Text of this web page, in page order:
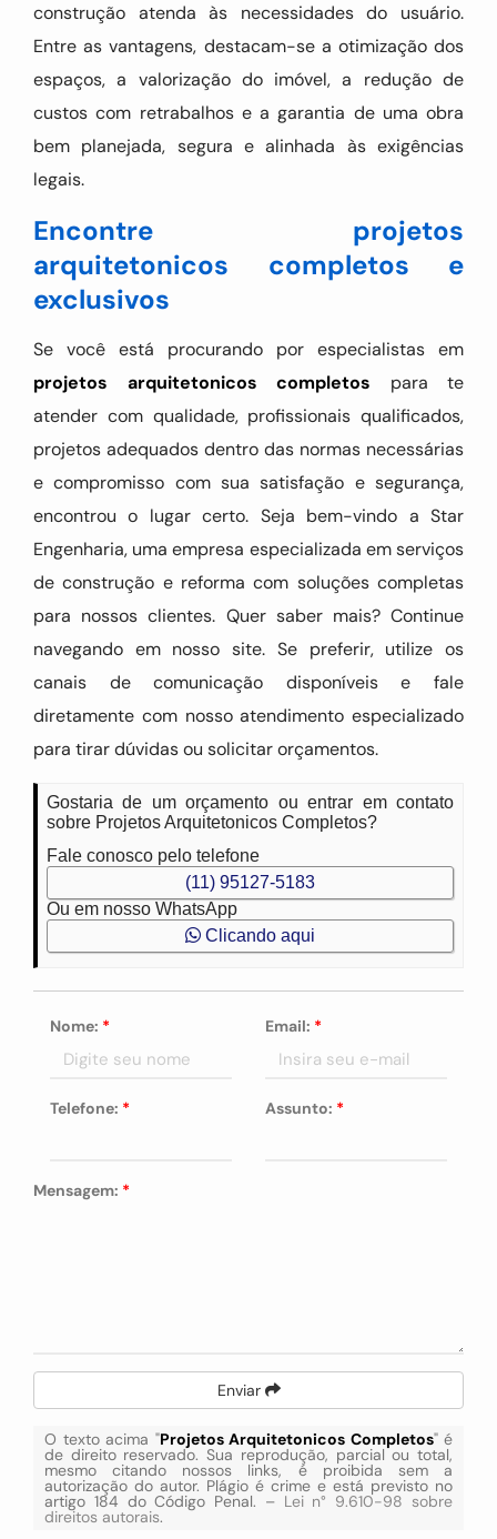
construção atenda às necessidades do usuário.
Entre as vantagens, destacam-se a otimização dos
espaços, a valorização do imóvel, a redução de
custos com retrabalhos e a garantia de uma obra
bem planejada, segura e alinhada às exigências
legais.
Encontre projetos
arquitetonicos completos e
exclusivos
Se você está procurando por especialistas em
projetos arquitetonicos completos para te
atender com qualidade, profissionais qualificados,
projetos adequados dentro das normas necessárias
e compromisso com sua satisfação e segurança,
encontrou o lugar certo. Seja bem-vindo a Star
Engenharia, uma empresa especializada em serviços
de construção e reforma com soluções completas
para nossos clientes. Quer saber mais? Continue
navegando em nosso site. Se preferir, utilize os
canais de comunicação disponíveis e fale
diretamente com nosso atendimento especializado
para tirar dúvidas ou solicitar orçamentos.
Gostaria de um orçamento ou entrar em contato
sobre Projetos Arquitetonicos Completos?
Fale conosco pelo telefone
(11) 95127-5183
Ou em nosso WhatsApp
Clicando aqui
Nome: * Email: *
Telefone: * Assunto: *
Mensagem: *
Enviar
O texto acima "Projetos Arquitetonicos Completos" é
de direito reservado. Sua reprodução, parcial ou total,
mesmo citando nossos links, é proibida sem a
autorização do autor. Plágio é crime e está previsto no
artigo 184 do Código Penal. – Lei n° 9.610-98 sobre
direitos autorais.